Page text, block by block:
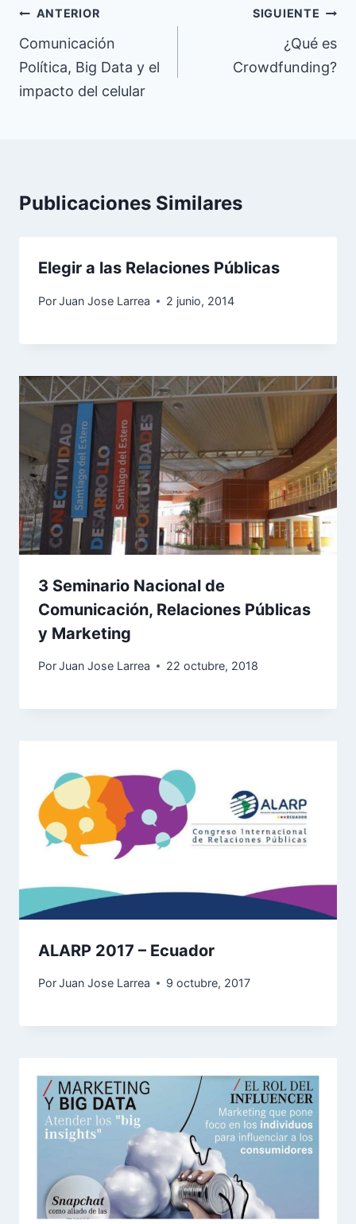
Navegación
de
entradas
ANTERIOR
Comunicación
Política, Big Data y el
impacto del celular
SIGUIENTE
¿Qué es
Crowdfunding?
Publicaciones Similares
Elegir a las Relaciones Públicas
PorJuan Jose Larrea 2 junio, 2014
3 Seminario Nacional de
Comunicación, Relaciones Públicas
y Marketing
PorJuan Jose Larrea 22 octubre, 2018
ALARP 2017 – Ecuador
PorJuan Jose Larrea 9 octubre, 2017